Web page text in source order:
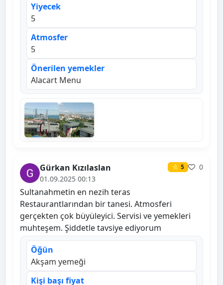
Yiyecek
5
Atmosfer
5
Önerilen yemekler
Alacart Menu
Gürkan Kızılaslan ⭐ 5
0
01.09.2025 00:13
Sultanahmetin en nezih teras
Restaurantlarından bir tanesi. Atmosferi
gerçekten çok büyüleyici. Servisi ve yemekleri
muhteşem. Şiddetle tavsiye ediyorum
Öğün
Akşam yemeği
Kişi başı fiyat